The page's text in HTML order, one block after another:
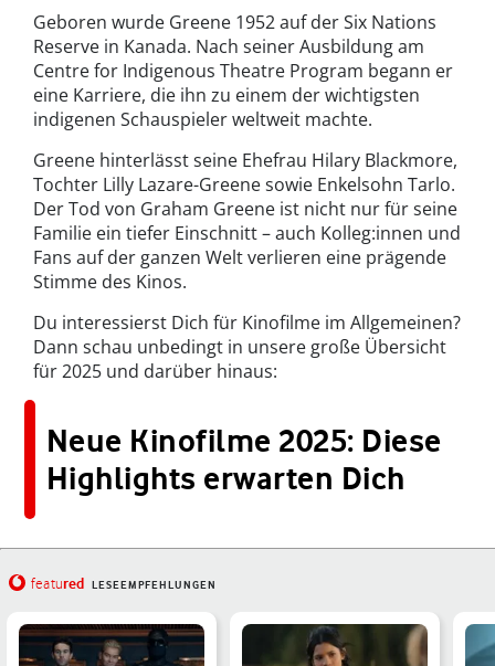
Geboren wurde Greene 1952 auf der Six Nations
Reserve in Kanada. Nach seiner Ausbildung am
Centre for Indigenous Theatre Program begann er
eine Karriere, die ihn zu einem der wichtigsten
indigenen Schauspieler weltweit machte.
Greene hinterlässt seine Ehefrau Hilary Blackmore,
Tochter Lilly Lazare-Greene sowie Enkelsohn Tarlo.
Der Tod von Graham Greene ist nicht nur für seine
Familie ein tiefer Einschnitt – auch Kolleg:innen und
Fans auf der ganzen Welt verlieren eine prägende
Stimme des Kinos.
Du interessierst Dich für Kinofilme im Allgemeinen?
Dann schau unbedingt in unsere große Übersicht
für 2025 und darüber hinaus:
Neue Kinofilme 2025: Diese
Highlights erwarten Dich
featured LESEEMPFEHLUNGEN